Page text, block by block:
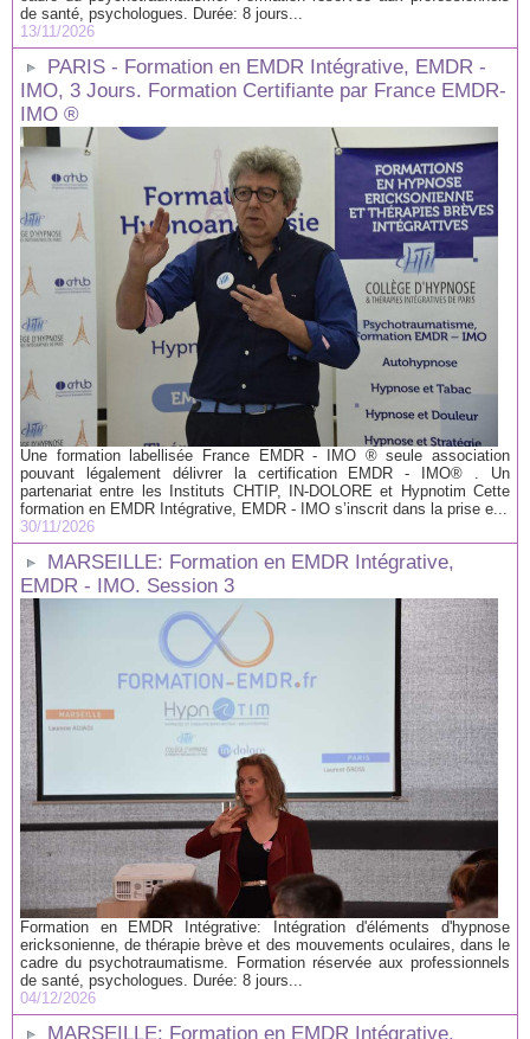
de santé, psychologues. Durée: 8 jours...
13/11/2026
PARIS - Formation en EMDR Intégrative, EMDR -
IMO, 3 Jours. Formation Certifiante par France EMDR-
IMO ®
Une formation labellisée France EMDR - IMO ® seule association
pouvant légalement délivrer la certification EMDR - IMO® . Un
partenariat entre les Instituts CHTIP, IN-DOLORE et Hypnotim Cette
formation en EMDR Intégrative, EMDR - IMO s’inscrit dans la prise e...
30/11/2026
MARSEILLE: Formation en EMDR Intégrative,
EMDR - IMO. Session 3
Formation en EMDR Intégrative: Intégration d'éléments d'hypnose
ericksonienne, de thérapie brève et des mouvements oculaires, dans le
cadre du psychotraumatisme. Formation réservée aux professionnels
de santé, psychologues. Durée: 8 jours...
04/12/2026
MARSEILLE: Formation en EMDR Intégrative,